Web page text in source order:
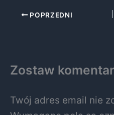
POPRZEDNI
Zostaw
Twój adres email nie